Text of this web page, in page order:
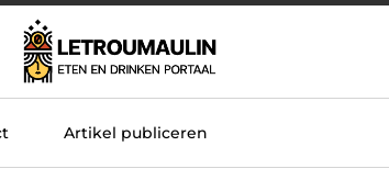
Artikel publiceren